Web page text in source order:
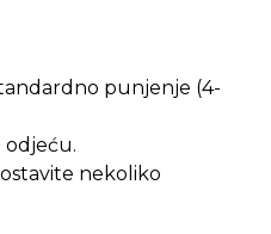
punjenje (4-
odjeću.
nekoliko